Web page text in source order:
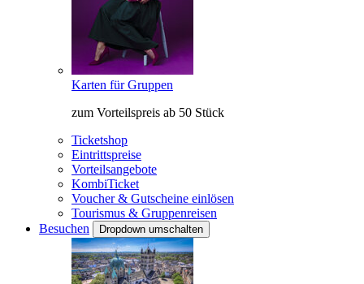
Karten für Gruppen
zum Vorteilspreis ab 50 Stück
Ticketshop
Eintrittspreise
Vorteilsangebote
KombiTicket
Voucher & Gutscheine einlösen
Tourismus & Gruppenreisen
Besuchen
Dropdown umschalten